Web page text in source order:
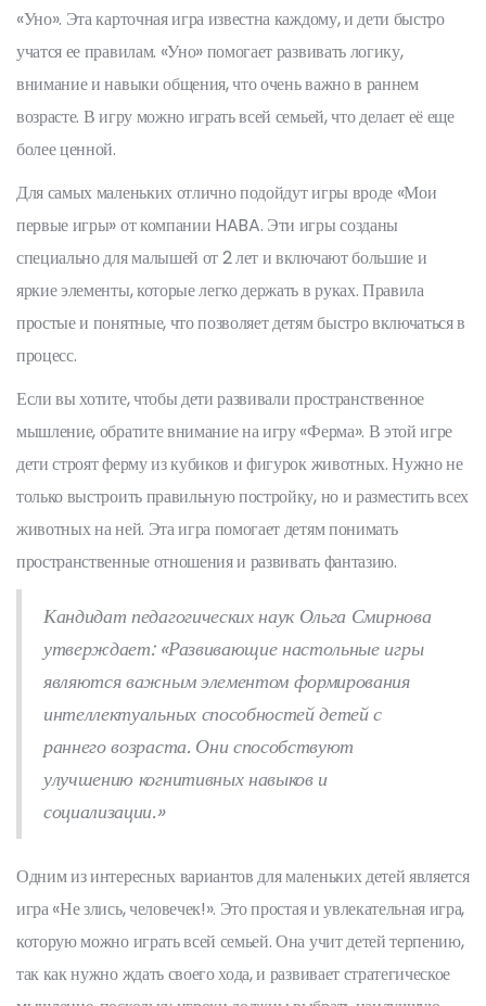
«Уно». Эта карточная игра известна каждому, и дети быстро
учатся ее правилам. «Уно» помогает развивать логику,
внимание и навыки общения, что очень важно в раннем
возрасте. В игру можно играть всей семьей, что делает её еще
более ценной.
Для самых маленьких отлично подойдут игры вроде «Мои
первые игры» от компании HABA. Эти игры созданы
специально для малышей от 2 лет и включают большие и
яркие элементы, которые легко держать в руках. Правила
простые и понятные, что позволяет детям быстро включаться в
процесс.
Если вы хотите, чтобы дети развивали пространственное
мышление, обратите внимание на игру «Ферма». В этой игре
дети строят ферму из кубиков и фигурок животных. Нужно не
только выстроить правильную постройку, но и разместить всех
животных на ней. Эта игра помогает детям понимать
пространственные отношения и развивать фантазию.
Кандидат педагогических наук Ольга Смирнова
утверждает: «Развивающие настольные игры
являются важным элементом формирования
интеллектуальных способностей детей с
раннего возраста. Они способствуют
улучшению когнитивных навыков и
социализации.»
Одним из интересных вариантов для маленьких детей является
игра «Не злись, человечек!». Это простая и увлекательная игра,
которую можно играть всей семьей. Она учит детей терпению,
так как нужно ждать своего хода, и развивает стратегическое